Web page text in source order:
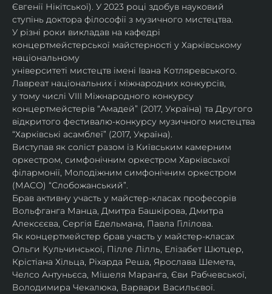
Євгенії Нікітської). У 2023 році здобув науковий
ступінь доктора філософії з музичного мистецтва.
У різні роки викладав на кафедрі
концертмейстерської майстерності у Харківському
національному
університеті мистецтв імені Івана Котляревського.
Лавреат національних і міжнародних конкурсів,
у тому числі VIII Міжнародного конкурсу
концертмейстерів “Амадей” (2017, Україна) та Другого
відкритого фестивалю-конкурсу музичного мистецтва
“Харківські асамблеї” (2017, Україна).
Виступав як соліст разом із Київським камерним
оркестром, симфонічним оркестром Харківської
філармонії, Молодіжним симфонічним оркестром
(МАСО) “Слобожанський”.
Брав активну участь у майстер-класах професорів
Вольфганга Манца, Дмитра Башкірова, Дмитра
Алексєєва, Сергія Едельмана, Павла Гілілова.
Як концертмейстер брав участь у майстер-класах
Ольги Кульчинської, Пілле Лілль, Елізабет Шютцер,
Крістіана Хільца, Ріхарда Реша, Ярослава Шемета,
Челсо Антуньєса, Мішеля Маранга, Єви Рабчевської,
Володимира Чекалюка, Варвари Васильєвої.